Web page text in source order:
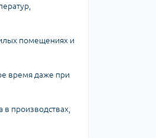
помещениях и
время даже при
в производствах,